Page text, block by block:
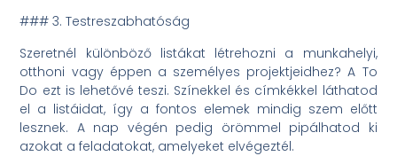
### 3. Testreszabhatóság
Szeretnél különböző listákat létrehozni a munkahelyi,
otthoni vagy éppen a személyes projektjeidhez? A To
Do ezt is lehetővé teszi. Színekkel és címkékkel láthatod
el a listáidat, így a fontos elemek mindig szem előtt
lesznek. A nap végén pedig örömmel pipálhatod ki
azokat a feladatokat, amelyeket elvégeztél.